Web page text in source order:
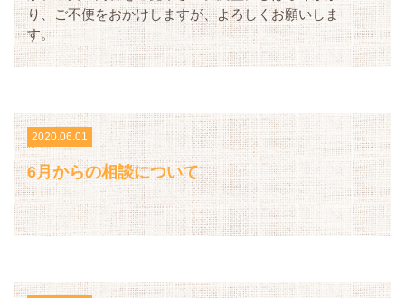
り、ご不便をおかけしますが、よろしくお願いしま
す。
2020.06.01
6月からの相談について